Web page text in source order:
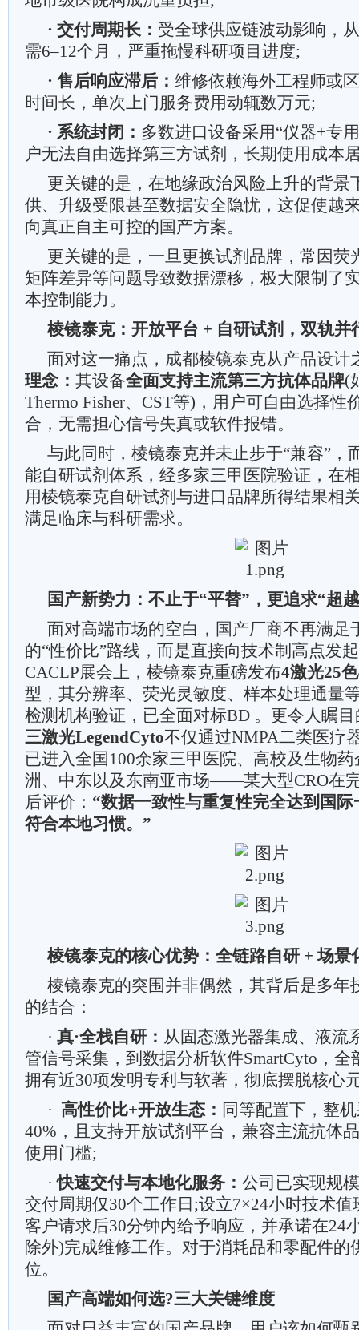
· 交付周期长： 受全球供应链波动影响，
需6–12个月，严重拖慢科研项目进度;
· 售后响应滞后： 维修依赖海外工程师或
时间长，单次上门服务费用动辄数万元;
· 系统封闭： 多数进口设备采用“仪器+专
户无法自由选择第三方试剂，长期使用成本
更关键的是，在地缘政治风险上升的背景
供、升级受限甚至数据安全隐忧，这促使越
向真正自主可控的国产方案。
更关键的是，一旦更换试剂品牌，常因荧
矩阵差异等问题导致数据漂移，极大限制了
本控制能力。
棱镜泰克：开放平台 + 自研试剂，双轨并
面对这一痛点，成都棱镜泰克从产品设计
理念： 其设备全面支持主流第三方抗体品牌(
Thermo Fisher、CST等)，用户可自由选择性
合，无需担心信号失真或软件报错。
与此同时，棱镜泰克并未止步于“兼容”，
能自研试剂体系，经多家三甲医院验证，在
用棱镜泰克自研试剂与进口品牌所得结果相
满足临床与科研需求。
国产新势力：不止于“平替”，更追求“超
面对高端市场的空白，国产厂商不再满足
的“性价比”路线，而是直接向技术制高点发
CACLP展会上，棱镜泰克重磅发布4激光25
型，其分辨率、荧光灵敏度、样本处理通量
检测机构验证，已全面对标BD 。更令人瞩
三激光LegendCyto不仅通过NMPA二类医疗
已进入全国100余家三甲医院、高校及生物
洲、中东以及东南亚市场——某大型CRO在
后评价： “数据一致性与重复性完全达到国
符合本地习惯。”
棱镜泰克的核心优势：全链路自研 + 场景
棱镜泰克的突围并非偶然，其背后是多年
的结合：
· 真·全栈自研： 从固态激光器集成、液流
管信号采集，到数据分析软件SmartCyto，
拥有近30项发明专利与软著，彻底摆脱核心
· 高性价比+开放生态： 同等配置下，整
40%，且支持开放试剂平台，兼容主流抗体
使用门槛;
·快速交付与本地化服务： 公司已实现规
交付周期仅30个工作日;设立7×24小时技术
客户请求后30分钟内给予响应，并承诺在24
除外)完成维修工作。对于消耗品和零配件的
位。
国产高端如何选?三大关键维度